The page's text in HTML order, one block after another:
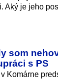
Aký je jeho
som
s PS
Komárne